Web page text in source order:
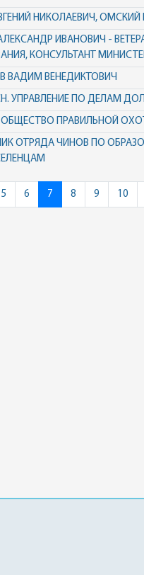
НИКОЛАЕВИЧ,
ИВАНОВИЧ -
КОНСУЛЬТАНТ
ВАДИМ ВЕНЕДИКТОВИЧ
УПРАВЛЕНИЕ ПО ДЕЛАМ
ПРАВИЛЬНОЙ
ОТРЯДА ЧИНОВ ПО
5 6 7 8 9 10